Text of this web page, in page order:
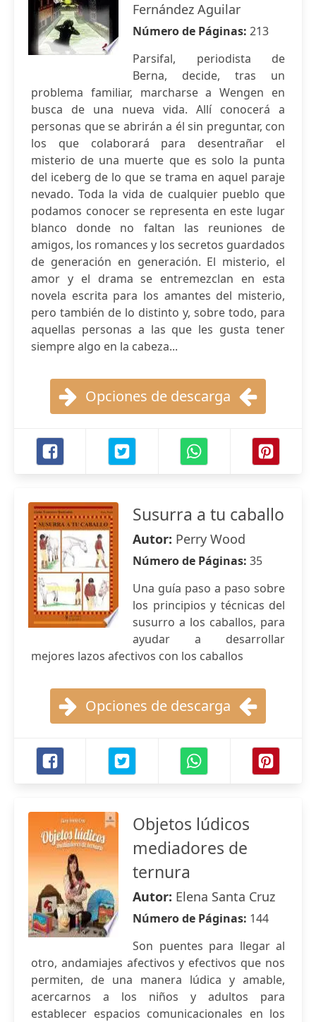
Fernández Aguilar
Número de Páginas: 213
Parsifal, periodista de
Berna, decide, tras un
problema familiar, marcharse a Wengen en
busca de una nueva vida. Allí conocerá a
personas que se abrirán a él sin preguntar, con
los que colaborará para desentrañar el
misterio de una muerte que es solo la punta
del iceberg de lo que se trama en aquel paraje
nevado. Toda la vida de cualquier pueblo que
podamos conocer se representa en este lugar
blanco donde no faltan las reuniones de
amigos, los romances y los secretos guardados
de generación en generación. El misterio, el
amor y el drama se entremezclan en esta
novela escrita para los amantes del misterio,
pero también de lo distinto y, sobre todo, para
aquellas personas a las que les gusta tener
siempre algo en la cabeza...
Opciones de descarga
Susurra a tu caballo
Autor: Perry Wood
Número de Páginas: 35
Una guía paso a paso sobre
los principios y técnicas del
susurro a los caballos, para
ayudar a desarrollar
mejores lazos afectivos con los caballos
Opciones de descarga
Objetos lúdicos
mediadores de
ternura
Autor: Elena Santa Cruz
Número de Páginas: 144
Son puentes para llegar al
otro, andamiajes afectivos y efectivos que nos
permiten, de una manera lúdica y amable,
acercarnos a los niños y adultos para
establecer espacios comunicacionales en los